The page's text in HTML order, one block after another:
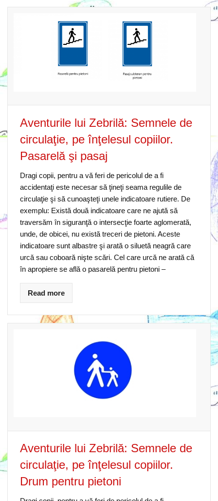
Aventurile lui Zebrilă: Semnele de
circulaţie, pe înţelesul copiilor.
Pasarelă şi pasaj
Dragi copii, pentru a vă feri de pericolul de a fi
accidentaţi este necesar să ţineţi seama regulile de
circulaţie şi să cunoaşteţi unele indicatoare rutiere. De
exemplu: Există două indicatoare care ne ajută să
traversăm în siguranţă o intersecţie foarte aglomerată,
unde, de obicei, nu există treceri de pietoni. Aceste
indicatoare sunt albastre şi arată o siluetă neagră care
urcă sau coboară nişte scări. Cel care urcă ne arată că
în apropiere se află o pasarelă pentru pietoni –
Read more
Aventurile lui Zebrilă: Semnele de
circulaţie, pe înţelesul copiilor.
Drum pentru pietoni